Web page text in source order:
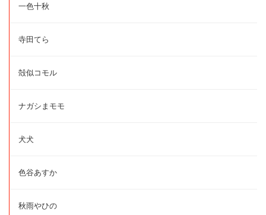
一色十秋
寺田てら
殻似コモル
ナガシまモモ
犬犬
色谷あすか
秋雨やひの